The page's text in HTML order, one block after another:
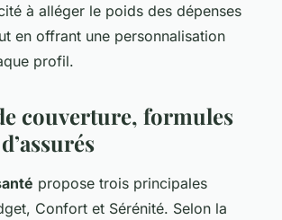
à alléger le poids des dépenses
en offrant une personnalisation
profil.
couverture, formules
propose trois principales
Confort et Sérénité. Selon la